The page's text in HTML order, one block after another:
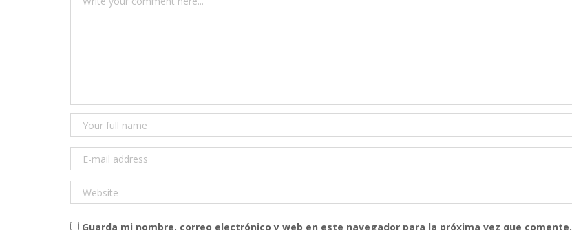
Guarda mi nombre, correo electrónico y web en este navegador para la próxima vez que comente.